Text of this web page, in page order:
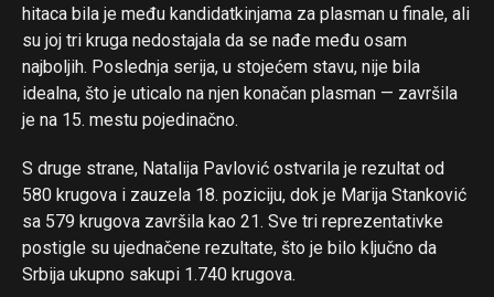
hitaca bila je među kandidatkinjama za plasman u finale, ali
su joj tri kruga nedostajala da se nađe među osam
najboljih. Poslednja serija, u stojećem stavu, nije bila
idealna, što je uticalo na njen konačan plasman — završila
je na 15. mestu pojedinačno.
S druge strane, Natalija Pavlović ostvarila je rezultat od
580 krugova i zauzela 18. poziciju, dok je Marija Stanković
sa 579 krugova završila kao 21. Sve tri reprezentativke
postigle su ujednačene rezultate, što je bilo ključno da
Srbija ukupno sakupi 1.740 krugova.